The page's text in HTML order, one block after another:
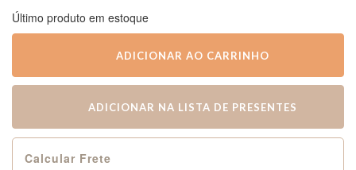
Último produto em estoque
ADICIONAR AO CARRINHO
ADICIONAR NA LISTA DE PRESENTES
Calcular Frete